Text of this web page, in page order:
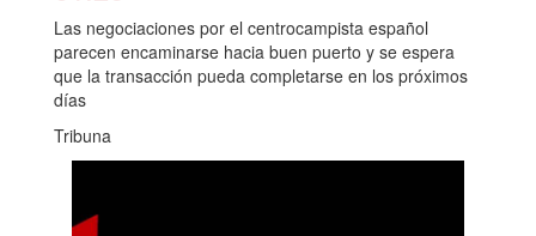
Las negociaciones por el centrocampista español
parecen encaminarse hacia buen puerto y se espera
que la transacción pueda completarse en los próximos
días
Tribuna